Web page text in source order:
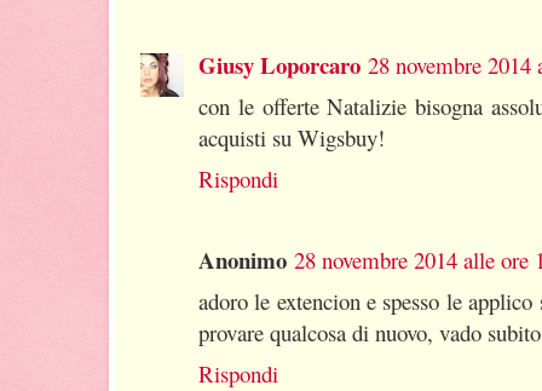
Giusy Loporcaro 28 novembre 2014
con le offerte Natalizie bisogna
acquisti su Wigsbuy!
Rispondi
Anonimo 28 novembre 2014 alle ore
adoro le extencion e spesso le
provare qualcosa di nuovo, vado
Rispondi